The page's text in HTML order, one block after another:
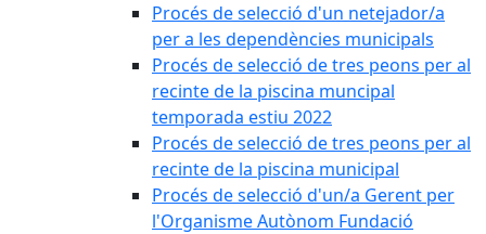
Procés de selecció d'un netejador/a
per a les dependències municipals
Procés de selecció de tres peons per al
recinte de la piscina muncipal
temporada estiu 2022
Procés de selecció de tres peons per al
recinte de la piscina municipal
Procés de selecció d'un/a Gerent per
l'Organisme Autònom Fundació